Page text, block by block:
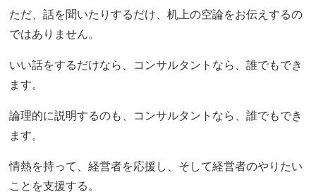
ただ、話を聞いたりするだけ、机上の空論をお伝えするの
ではありません。
いい話をするだけなら、コンサルタントなら、誰でもでき
ます。
論理的に説明するのも、コンサルタントなら、誰でもでき
ます。
情熱を持って、経営者を応援し、そして経営者のやりたい
ことを支援する。